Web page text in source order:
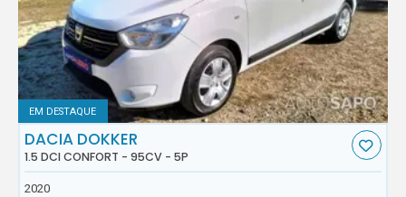
EM DESTAQUE
DACIA DOKKER
1.5 DCI CONFORT - 95CV - 5P
2020